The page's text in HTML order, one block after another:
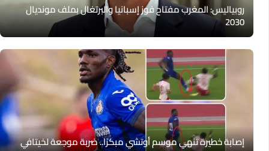
روبياليس: المغرب مفتاح فوز إسبانيا والبرتغال بملف مونديال
2030
إصابة خطيرة تنهي موسم أوتشي مبكرًا.. ضربة موجعة لخيتافي